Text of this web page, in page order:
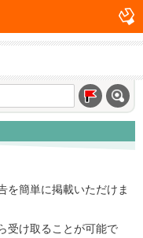
を簡単に掲載いただけま
受け取ることが可能で